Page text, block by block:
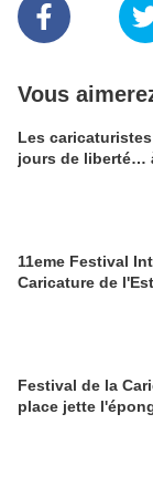
Vous
Les
jours de liberté…
11eme Festival
Caricature de
Festival de la
place jette